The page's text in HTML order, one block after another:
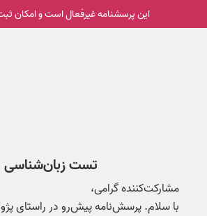
این پرسشنامه غیر‌فعال است و امکان
تست زبان‌شناسی
مشارکت‌کننده گرامی،
با سلام. پرسش‌نامه پیش‌رو در راستای